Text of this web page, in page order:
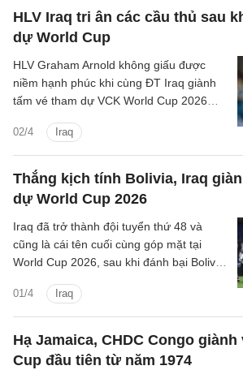
HLV Iraq tri ân các cầu thủ sau
dự World Cup
02/4 Iraq
HLV Graham Arnold không giấu được
niềm hạnh phúc khi cùng ĐT Iraq giành
tấm vé tham dự VCK World Cup 2026
Thắng kịch tính Bolivia, Iraq
dự World Cup 2026
01/4 Iraq
Iraq đã trở thành đội tuyển thứ 48 và
cũng là cái tên cuối cùng góp mặt tại
World Cup 2026, sau khi đánh bại Bolivia
địa.
Hạ Jamaica, CHDC Congo giành
Cup đầu tiên từ năm 1974